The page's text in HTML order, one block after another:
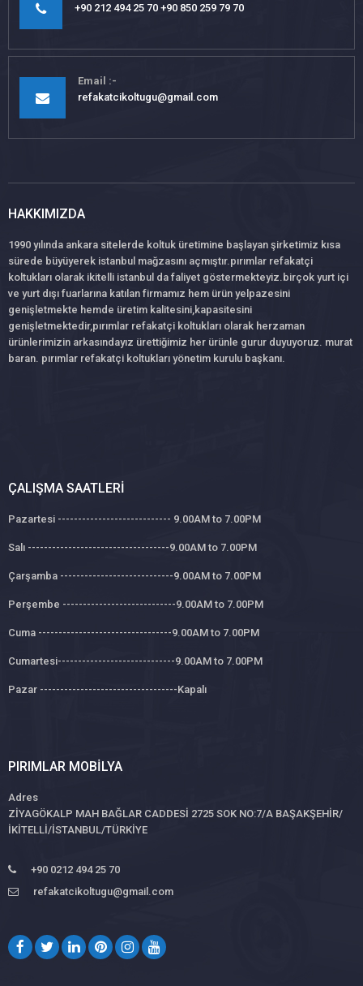
+90 212 494 25 70 +90 850 259 79 70
Email
refakatcikoltugu@gmail.com
HAKKIMIZDA
1990 yılında ankara sitelerde koltuk üretimine başlayan şirketimiz kısa
sürede büyüyerek istanbul mağzasını açmıştır.pırımlar refakatçi
koltukları olarak ikitelli istanbul da faliyet göstermekteyiz.birçok yurt içi
ve yurt dışı fuarlarına katılan firmamız hem ürün yelpazesini
genişletmekte hemde üretim kalitesini,kapasitesini
genişletmektedir,pırımlar refakatçi koltukları olarak herzaman
ürünlerimizin arkasındayız ürettiğimiz her ürünle gurur duyuyoruz. murat
baran. pırımlar refakatçi koltukları yönetim kurulu başkanı.
ÇALIŞMA SAATLERI
Pazartesi ---------------------------- 9.00AM to 7.00PM
Salı -----------------------------------9.00AM to 7.00PM
Çarşamba ----------------------------9.00AM to 7.00PM
Perşembe ----------------------------9.00AM to 7.00PM
Cuma ---------------------------------9.00AM to 7.00PM
Cumartesi-----------------------------9.00AM to 7.00PM
Pazar ----------------------------------Kapalı
PIRIMLAR MOBILYA
Adres
ZİYAGÖKALP MAH BAĞLAR CADDESİ 2725 SOK NO:7/A BAŞAKŞEHİR/
İKİTELLİ/İSTANBUL/TÜRKİYE
+90 0212 494 25 70
refakatcikoltugu@gmail.com